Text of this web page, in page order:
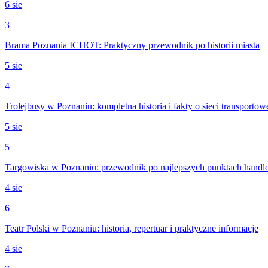
6 sie
3
Brama Poznania ICHOT: Praktyczny przewodnik po historii miasta
5 sie
4
Trolejbusy w Poznaniu: kompletna historia i fakty o sieci
5 sie
5
Targowiska w Poznaniu: przewodnik po najlepszych punktach
4 sie
6
Teatr Polski w Poznaniu: historia, repertuar i praktyczne informacje
4 sie